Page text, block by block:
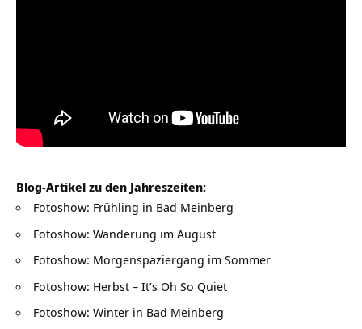
Blog-Artikel zu den Jahreszeiten:
Fotoshow: Frühling in Bad Meinberg
Fotoshow: Wanderung im August
Fotoshow: Morgenspaziergang im Sommer
Fotoshow: Herbst – It’s Oh So Quiet
Fotoshow: Winter in Bad Meinberg